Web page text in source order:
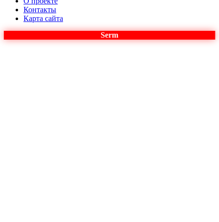
Контакты
Карта сайта
Serm